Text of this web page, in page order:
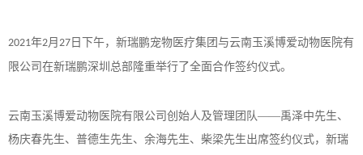
2021年2月 27 日下午，新瑞鹏宠物医疗集团与云南玉溪博爱动物医院有
限公司在新瑞鹏深圳总部隆重举行了全面合作签约仪式。
云南玉溪博爱动物医院有限公司创始人及管理团队——禹泽中先生、
杨庆春先生、普德生先生、余海先生、柴梁先生出席签约仪式，新瑞